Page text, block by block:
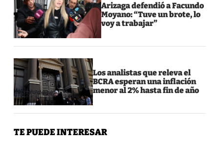
Arizaga defendió a Facundo
Moyano: “Tuve un brote, lo
voy a trabajar”
Los analistas que releva el
BCRA esperan una inflación
menor al 2% hasta fin de año
TE PUEDE INTERESAR